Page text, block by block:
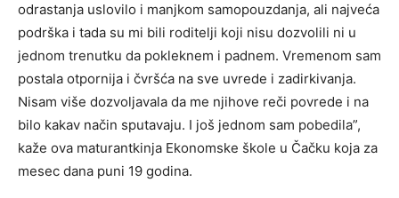
odrastanja uslovilo i manjkom samopouzdanja, ali najveća
podrška i tada su mi bili roditelji koji nisu dozvolili ni u
jednom trenutku da pokleknem i padnem. Vremenom sam
postala otpornija i čvršća na sve uvrede i zadirkivanja.
Nisam više dozvoljavala da me njihove reči povrede i na
bilo kakav način sputavaju. I još jednom sam pobedila”,
kaže ova maturantkinja Ekonomske škole u Čačku koja za
mesec dana puni 19 godina.